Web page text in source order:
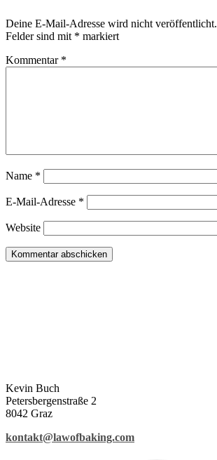
Deine E-Mail-Adresse wird nicht veröffentlicht.
Felder sind mit * markiert
Kommentar *
Name *
E-Mail-Adresse *
Website
Kevin Buch
Petersbergenstraße 2
8042 Graz
kontakt@lawofbaking.com